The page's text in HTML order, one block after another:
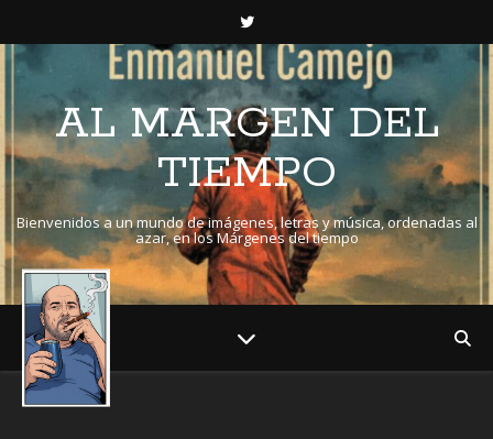
AL MARGEN DEL
TIEMPO
Bienvenidos a un mundo de imágenes, letras y música, ordenadas al
azar, en los Márgenes del tiempo